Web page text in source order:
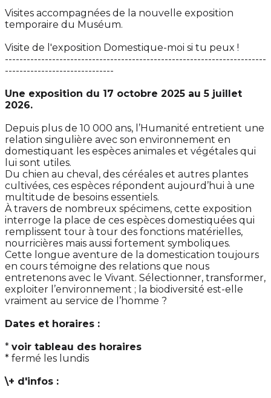
Visites accompagnées de la nouvelle exposition
temporaire du Muséum.
Visite de l'exposition Domestique-moi si tu peux !
------------------------------------------------------------------------
------------------------------
Une exposition du 17 octobre 2025 au 5 juillet
2026.
Depuis plus de 10 000 ans, l’Humanité entretient une
relation singulière avec son environnement en
domestiquant les espèces animales et végétales qui
lui sont utiles.
Du chien au cheval, des céréales et autres plantes
cultivées, ces espèces répondent aujourd’hui à une
multitude de besoins essentiels.
À travers de nombreux spécimens, cette exposition
interroge la place de ces espèces domestiquées qui
remplissent tour à tour des fonctions matérielles,
nourricières mais aussi fortement symboliques.
Cette longue aventure de la domestication toujours
en cours témoigne des relations que nous
entretenons avec le Vivant. Sélectionner, transformer,
exploiter l’environnement ; la biodiversité est-elle
vraiment au service de l’homme ?
Dates et horaires :
* voir tableau des horaires
* fermé les lundis
\+ d'infos :